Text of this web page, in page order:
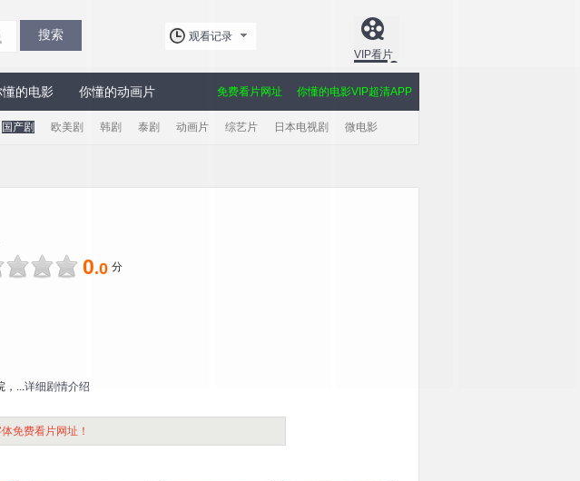
观看记录
VIP看片
懂的电影 你懂的动画片 你懂的电影VIP超清APP
免费看片网址
国产剧 欧美剧 韩剧 泰剧 动画片 综艺片 日本电视剧 微电影
，...详细剧情介绍
0.0 分
免费看片网址！